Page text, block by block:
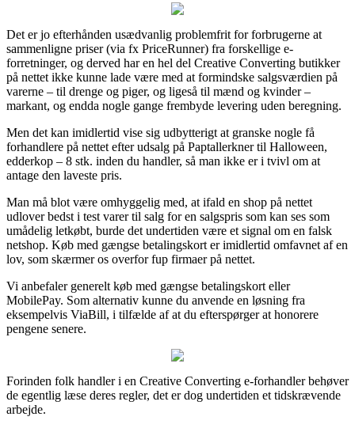
Det er jo efterhånden usædvanlig problemfrit for forbrugerne at
sammenligne priser (via fx PriceRunner) fra forskellige e-
forretninger, og derved har en hel del Creative Converting butikker
på nettet ikke kunne lade være med at formindske salgsværdien på
varerne – til drenge og piger, og ligeså til mænd og kvinder –
markant, og endda nogle gange frembyde levering uden beregning.
Men det kan imidlertid vise sig udbytterigt at granske nogle få
forhandlere på nettet efter udsalg på Paptallerkner til Halloween,
edderkop – 8 stk. inden du handler, så man ikke er i tvivl om at
antage den laveste pris.
Man må blot være omhyggelig med, at ifald en shop på nettet
udlover bedst i test varer til salg for en salgspris som kan ses som
umådelig letkøbt, burde det undertiden være et signal om en falsk
netshop. Køb med gængse betalingskort er imidlertid omfavnet af en
lov, som skærmer os overfor fup firmaer på nettet.
Vi anbefaler generelt køb med gængse betalingskort eller
MobilePay. Som alternativ kunne du anvende en løsning fra
eksempelvis ViaBill, i tilfælde af at du efterspørger at honorere
pengene senere.
Forinden folk handler i en Creative Converting e-forhandler behøver
de egentlig læse deres regler, det er dog undertiden et tidskrævende
arbejde.